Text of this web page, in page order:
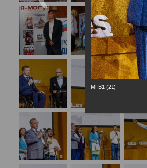
МРВ1 (21)